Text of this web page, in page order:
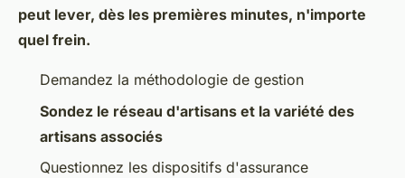
peut lever, dès les premières minutes, n'importe
quel frein.
Demandez la méthodologie de gestion
Sondez le réseau d'artisans et la variété des
artisans associés
Questionnez les dispositifs d'assurance